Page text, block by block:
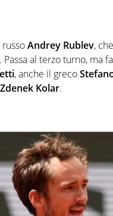
russoAndrey Rublev,
. Passa al terzo turno, ma
, anche il greco
Zdenek Kolar.